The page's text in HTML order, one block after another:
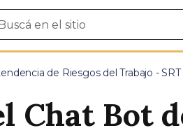
de Riesgos del Trabajo - SRT
Chat Bot